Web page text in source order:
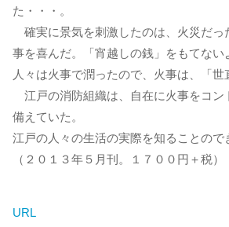
た・・・。
確実に景気を刺激したのは、火災だっ
事を喜んだ。「宵越しの銭」をもてない
人々は火事で潤ったので、火事は、「世
江戸の消防組織は、自在に火事をコン
備えていた。
江戸の人々の生活の実際を知ることので
（２０１３年５月刊。１７００円＋税）
URL